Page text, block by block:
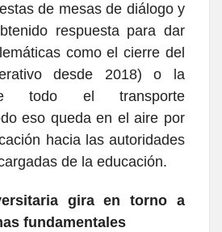
de mesas de diálogo y
respuesta para dar
como el cierre del
desde 2018) o la
todo el transporte
eso queda en el aire por
hacia las autoridades
de la educación.
gira en torno a
fundamentales